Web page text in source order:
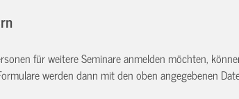
für weitere Seminare anmelden möchten,
werden dann mit den oben angegebenen